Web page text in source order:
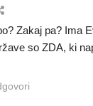
Zakaj pa? Ima
so ZDA, ki